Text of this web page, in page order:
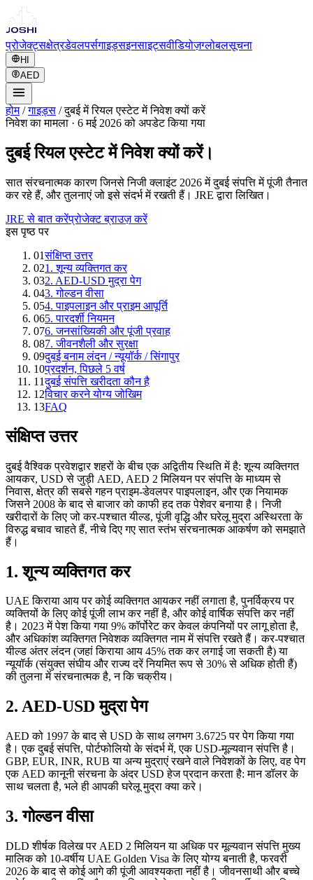
प्रोजेक्ट्सक्षेत्रडेवलपर्सगाइड्सइनसाइट्सवीडियोज़ग्लोबलसूचना
HI
AED
होम/ गाइड्स /दुबई में रियल एस्टेट में निवेश क्यों करें
निवेश का मामला · 6 मई 2026 को अपडेट किया गया
दुबई रियल एस्टेट में निवेश क्यों करें।
सात संरचनात्मक कारण जिनसे निजी क्लाइंट 2026 में दुबई संपत्ति में पूंजी तैनात
कर रहे हैं, और तुलनाएं जो इसे संदर्भ में रखती हैं। JRE द्वारा लिखित।
JRE से बात करेंप्रोजेक्ट ब्राउज़ करें
इस पृष्ठ पर
01संक्षिप्त उत्तर
021. शून्य व्यक्तिगत कर
032. AED-USD मुद्रा पेग
043. गोल्डन वीसा
054. पाइपलाइन और प्राइम आपूर्ति
065. पारदर्शी नियमन
076. जनसांख्यिकी और पूंजी प्रवाह
087. जीवनशैली और सुरक्षा
09दुबई बनाम लंदन / न्यूयॉर्क / सिंगापुर
10प्रदर्शन, पिछले 5 वर्ष
11दुबई संपत्ति खरीदता कौन है
12विचार करने योग्य जोखिम
13FAQ
संक्षिप्त उत्तर
दुबई वैश्विक प्रवेशद्वार शहरों के बीच एक अद्वितीय स्थिति में है: शून्य व्यक्तिगत
आयकर, USD से जुड़ी AED, AED 2 मिलियन पर संपत्ति के माध्यम से
निवास, क्षेत्र की सबसे गहन प्राइम-डेवलपर पाइपलाइन, और एक नियामक
जिसने 2008 के बाद से बाजार को काफी हद तक पेशेवर बनाया है। निजी
खरीदारों के लिए जो कर-पश्चात यील्ड, पूंजी वृद्धि और घरेलू मुद्रा अस्थिरता के
विरुद्ध बचाव चाहते हैं, नीचे दिए गए सात स्तंभ संरचनात्मक आकर्षण को समझाते
हैं।
1. शून्य व्यक्तिगत कर
UAE किराया आय पर कोई व्यक्तिगत आयकर नहीं लगाता है, पुनर्विक्रय पर
व्यक्तियों के लिए कोई पूंजी लाभ कर नहीं है, और कोई वार्षिक संपत्ति कर नहीं
है। 2023 में पेश किया गया 9% कॉर्पोरेट कर केवल कंपनियों पर लागू होता है,
और अधिकांश व्यक्तिगत निवेशक व्यक्तिगत नाम में संपत्ति रखते हैं। कर-पश्चात
यील्ड अंतर लंदन (जहां किराया आय 45% तक कर लगाई जा सकती है) या
न्यूयॉर्क (संयुक्त संघीय और राज्य दरें नियमित रूप से 30% से अधिक होती हैं)
की तुलना में संरचनात्मक है, न कि चक्रीय।
2. AED-USD मुद्रा पेग
AED को 1997 के बाद से USD के साथ लगभग 3.6725 पर पेग किया गया
है। एक दुबई संपत्ति, पोर्टफोलियो के संदर्भ में, एक USD-मूल्यवान संपत्ति है।
GBP, EUR, INR, RUB या अन्य मुद्राएं रखने वाले निवेशकों के लिए, वह पेग
एक AED कानूनी संरचना के अंदर USD हेज प्रदान करता है: मान डॉलर के
साथ चलता है, भले ही आपकी घरेलू मुद्रा क्या करे।
3. गोल्डन वीसा
DLD शीर्षक विलेख पर AED 2 मिलियन या अधिक पर मूल्यवान संपत्ति मुख्य
मालिक को 10-वर्षीय UAE Golden Visa के लिए योग्य बनाती है, फरवरी
2026 के बाद से कोई आगे की पूंजी आवश्यकता नहीं है। जीवनसाथी और बच्चे